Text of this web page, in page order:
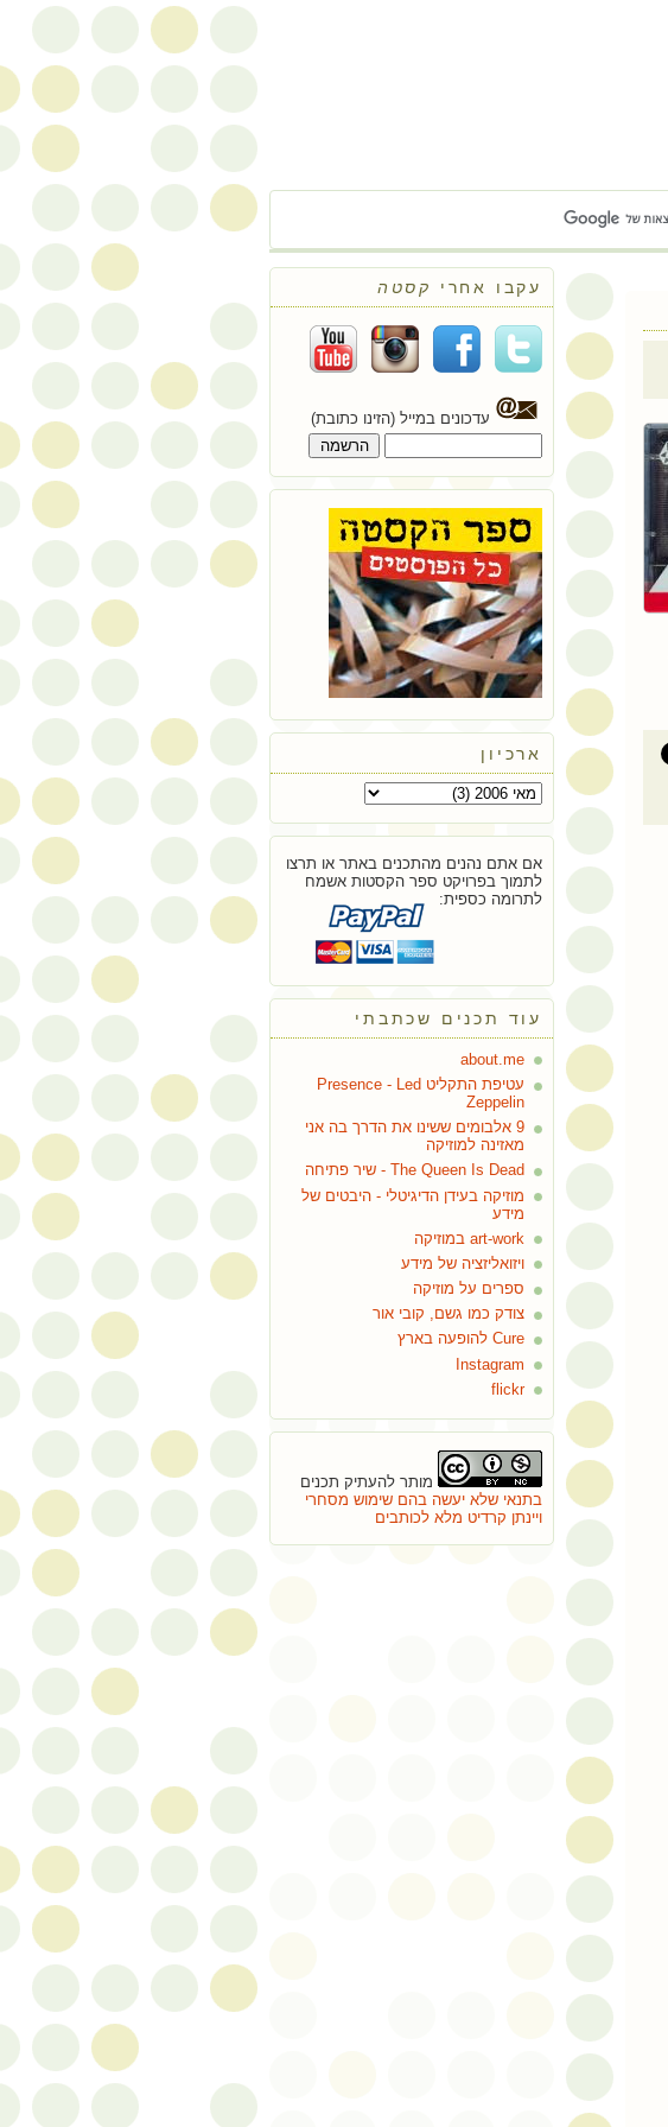
עקבו אחרי קסטה
עדכונים במייל (הזינו כתובת)
ארכיון
אם אתם נהנים מהתכנים באתר או תרצו
לתמוך בפרויקט ספר הקסטות אשמח
לתרומה כספית:
עוד תכנים שכתבתי
about.me
עטיפת התקליט Presence - Led
Zeppelin
9 אלבומים ששינו את הדרך בה אני
מאזינה למוזיקה
The Queen Is Dead - שיר פתיחה
מוזיקה בעידן הדיגיטלי - היבטים של
מידע
art-work במוזיקה
ויזואליזציה של מידע
ספרים על מוזיקה
צודק כמו גשם, קובי אור
Cure להופעה בארץ
Instagram
flickr
מותר להעתיק תכנים
בתנאי שלא יעשה בהם שימוש מסחרי
ויינתן קרדיט מלא לכותבים